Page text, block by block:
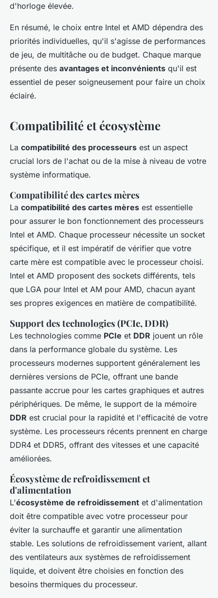
d'horloge élevée.
En résumé, le choix entre Intel et AMD dépendra des
priorités individuelles, qu'il s'agisse de performances
de jeu, de multitâche ou de budget. Chaque marque
présente des avantages et inconvénients qu'il est
essentiel de peser soigneusement pour faire un choix
éclairé.
Compatibilité et écosystème
La compatibilité des processeurs est un aspect
crucial lors de l'achat ou de la mise à niveau de votre
système informatique.
Compatibilité des cartes mères
La compatibilité des cartes mères est essentielle
pour assurer le bon fonctionnement des processeurs
Intel et AMD. Chaque processeur nécessite un socket
spécifique, et il est impératif de vérifier que votre
carte mère est compatible avec le processeur choisi.
Intel et AMD proposent des sockets différents, tels
que LGA pour Intel et AM pour AMD, chacun ayant
ses propres exigences en matière de compatibilité.
Support des technologies (PCIe, DDR)
Les technologies comme PCIe et DDR jouent un rôle
dans la performance globale du système. Les
processeurs modernes supportent généralement les
dernières versions de PCIe, offrant une bande
passante accrue pour les cartes graphiques et autres
périphériques. De même, le support de la mémoire
DDR est crucial pour la rapidité et l'efficacité de votre
système. Les processeurs récents prennent en charge
DDR4 et DDR5, offrant des vitesses et une capacité
améliorées.
Écosystème de refroidissement et
d'alimentation
L'écosystème de refroidissement et d'alimentation
doit être compatible avec votre processeur pour
éviter la surchauffe et garantir une alimentation
stable. Les solutions de refroidissement varient, allant
des ventilateurs aux systèmes de refroidissement
liquide, et doivent être choisies en fonction des
besoins thermiques du processeur.